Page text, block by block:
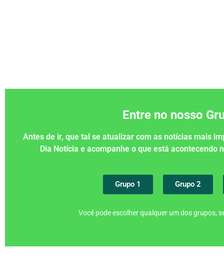
Entre no nosso
Antes de ir, que tal se atualizar com as notícias mais
Dia Notícia e acompanhe o que está acontecendo
Grupo 1 Grupo 2
Você pode escolher qualquer um dos grupos,